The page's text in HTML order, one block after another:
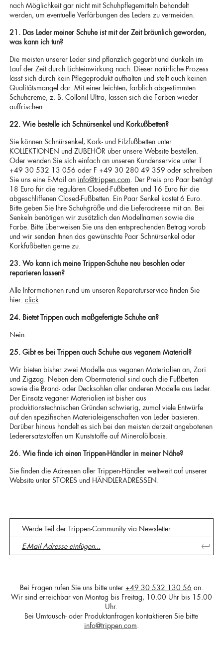
nach Möglichkeit gar nicht mit Schuhpflegemitteln behandelt
werden, um eventuelle Verfärbungen des Leders zu vermeiden.
21. Das Leder meiner Schuhe ist mit der Zeit bräunlich geworden,
was kann ich tun?
Die meisten unserer Leder sind pflanzlich gegerbt und dunkeln im
Lauf der Zeit durch Lichteinwirkung nach. Dieser natürliche Prozess
lässt sich durch kein Pflegeprodukt aufhalten und stellt auch keinen
Qualitätsmangel dar. Mit einer leichten, farblich abgestimmten
Schuhcreme, z. B. Collonil Ultra, lassen sich die Farben wieder
auffrischen.
22. Wie bestelle ich Schnürsenkel und Korkußbetten?
Sie können Schnürsenkel, Kork- und Filzfußbetten unter
KOLLEKTIONEN und ZUBEHÖR über unsere Website bestellen.
Oder wenden Sie sich einfach an unseren Kundenservice unter T
+49 30 532 13 056 oder F +49 30 280 49 359 oder schreiben
Sie uns eine E-Mail an info@trippen.com. Der Preis pro Paar beträgt
18 Euro für die regulären Closed-Fußbetten und 16 Euro für die
abgeschliffenen Closed-Fußbetten. Ein Paar Senkel kostet 6 Euro.
Bitte geben Sie Ihre Schuhgröße und die Lieferadresse mit an. Bei
Senkeln benötigen wir zusätzlich den Modellnamen sowie die
Farbe. Bitte überweisen Sie uns den entsprechenden Betrag vorab
und wir senden Ihnen das gewünschte Paar Schnürsenkel oder
Korkfußbetten gerne zu.
23. Wo kann ich meine Trippen-Schuhe neu besohlen oder
reparieren lassen?
Alle Informationen rund um unseren Reparaturservice finden Sie
hier: click
24. Bietet Trippen auch maßgefertigte Schuhe an?
Nein.
25. Gibt es bei Trippen auch Schuhe aus veganem Material?
Wir bieten bisher zwei Modelle aus veganen Materialien an, Zori
und Zigzag. Neben dem Obermaterial sind auch die Fußbetten
sowie die Brand- oder Decksohlen aller anderen Modelle aus Leder.
Der Einsatz veganer Materialien ist bisher aus
produktionstechnischen Gründen schwierig, zumal viele Entwürfe
auf den spezifischen Materialeigenschaften von Leder basieren.
Darüber hinaus handelt es sich bei den meisten derzeit angebotenen
Lederersatzstoffen um Kunststoffe auf Mineralölbasis.
26. Wie finde ich einen Trippen-Händler in meiner Nähe?
Sie finden die Adressen aller Trippen-Händler weltweit auf unserer
Website unter STORES und HÄNDLERADRESSEN.
Werde Teil der Trippen-Community via Newsletter
Bei Fragen rufen Sie uns bitte unter +49 30 532 130 56 an.
Wir sind erreichbar von Montag bis Freitag, 10.00 Uhr bis 15.00
Uhr.
Bei Umtausch- oder Produktanfragen kontaktieren Sie bitte
info@trippen.com.